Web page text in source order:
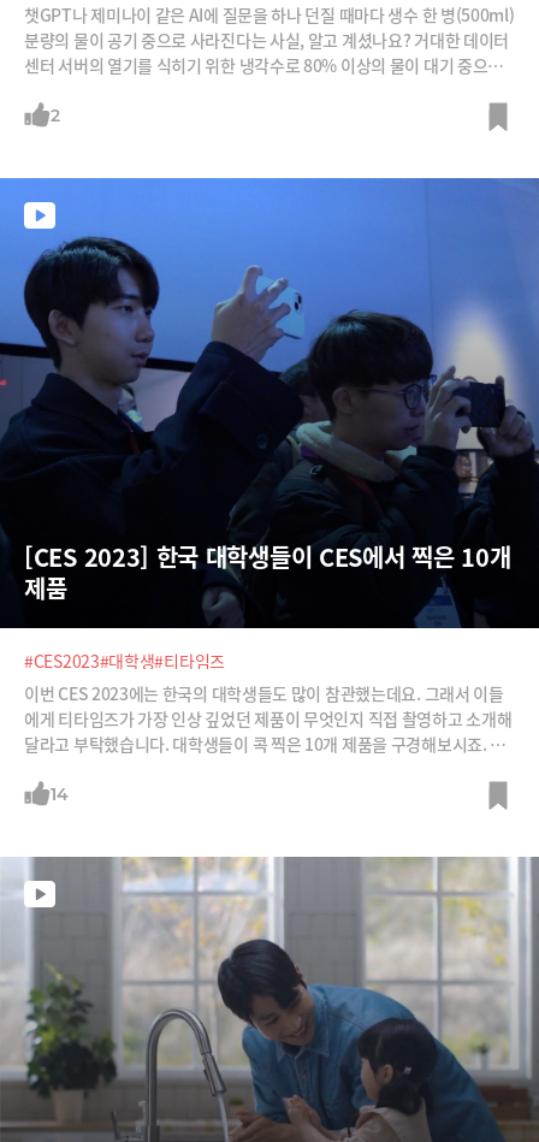
챗GPT나 제미나이 같은 AI에 질문을 하나 던질 때마다 생수 한 병(500ml)
분량의 물이 공기 중으로 사라진다는 사실, 알고 계셨나요? 거대한 데이터
센터 서버의 열기를 식히기 위한 냉각수로 80% 이상의 물이 대기 중으로
에서만 하루 70만톤에 달하는 물을 사용하고 있다고 합니다. 인구 250만
측 데이터와 노하우에 AI를 결합해 물관리 패러다임을 혁신하고 있습니다.
땅속 25만 킬로미터 수도관에 'AI 청진기'를 대어 연간 1조1000억 원어치
의 누수를 막아내고, 24시간 실시간으로 수질을 분석해 약품을 조절하는
'AI 정수장'을 구축해 세계 최초로 글로벌 등대공장에 선정되기도 했죠. A
2
[CES 2023] 한국 대학생들이 CES에서 찍은 10개
제품
#CES2023#대학생#티타임즈
이번 CES 2023에는 한국의 대학생들도 많이 참관했는데요. 그래서 이들
에게 티타임즈가 가장 인상 깊었던 제품이 무엇인지 직접 촬영하고 소개해
달라고 부탁했습니다. 대학생들이 콕 찍은 10개 제품을 구경해보시죠. 예
위한 3D 내비게이션 등입니다.
14